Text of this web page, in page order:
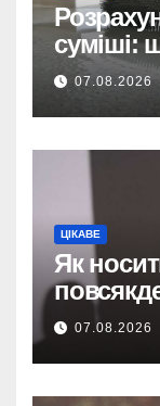
суміші:
тим, як
07.08.2026
ЦІКАВЕ
Як
07.08.2026